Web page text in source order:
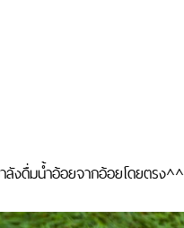
งดื่มน้ำอ้อยจากอ้อยโดยตรง^^